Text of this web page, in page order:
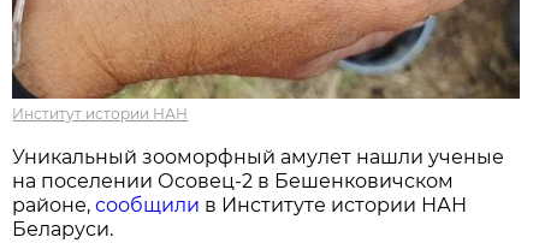
Институт истории НАН
Уникальный зооморфный амулет нашли ученые
на поселении Осовец-2 в Бешенковичском
районе,сообщили в Институте истории НАН
Беларуси.